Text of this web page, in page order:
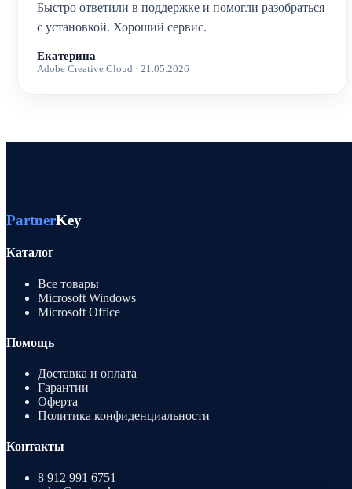
Быстро ответили в поддержке и помогли разобраться
с установкой. Хороший сервис.
Екатерина
Adobe Creative Cloud · 21.05.2026
PartnerKey
Каталог
Все товары
Microsoft Windows
Microsoft Office
Помощь
Доставка и оплата
Гарантии
Оферта
Политика конфиденциальности
Контакты
8 912 991 6751